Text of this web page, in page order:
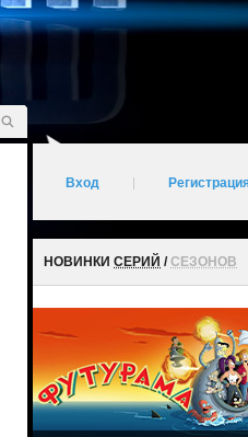
Вход
НОВИНКИ СЕРИЙ /СЕЗОНОВ